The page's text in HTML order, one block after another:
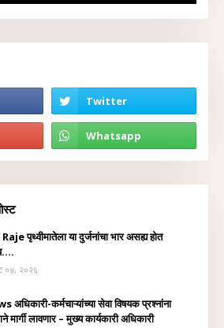
पृथ्वीमातेला या दुर्जनांचा भार असह्य होत
०४, २०२६
अधिकारी-कर्मचाऱ्यांच्या सेवा विषयक प्रश्नांना
मार्गी लावणार – मुख्य कार्यकारी अधिकारी